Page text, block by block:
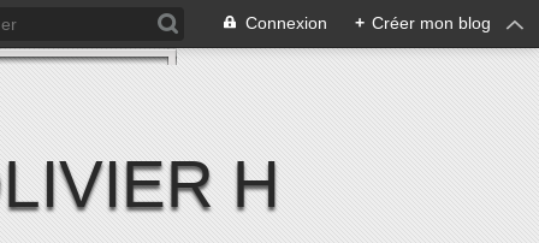
Connexion + Créer mon blog
H